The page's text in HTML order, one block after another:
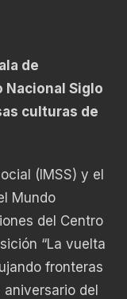
de
Nacional Siglo
culturas de
(IMSS) y el
Mundo
del Centro
“La vuelta
fronteras
aniversario del